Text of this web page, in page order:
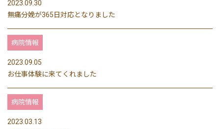
2023.09.30
無痛分娩が365日対応となりました
病院情報
2023.09.05
お仕事体験に来てくれました
病院情報
2023.03.13